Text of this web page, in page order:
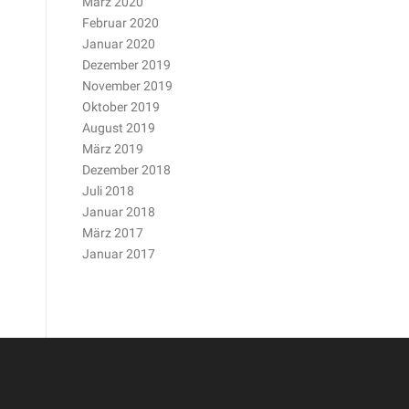
Februar 2020
Januar 2020
Dezember 2019
November 2019
Oktober 2019
August 2019
März 2019
Dezember 2018
Juli 2018
Januar 2018
März 2017
Januar 2017